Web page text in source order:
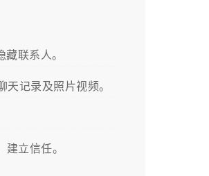
联系人。
记录及照片视频。
立信任。​